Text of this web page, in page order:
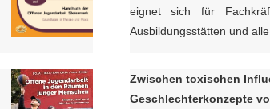
eignet sich für
Ausbildungsstätten und
Zwischen toxischen
Geschlechterkonzepte